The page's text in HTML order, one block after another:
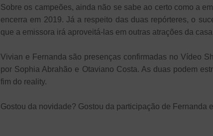
Sobre os campeões, ainda não se sabe ao certo como a
encerra em 2019. Já a respeito das duas repórteres, o
que a emissora irá aproveitá-las em outras atrações da
Vivian e Fernanda são presenças confirmadas no Vídeo
por Sophia Abrahão e Otaviano Costa. As duas podem
fim do reality.
Gostou da novidade? Gostou da participação de Fernanda